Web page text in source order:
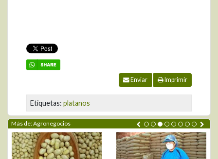
Enviar Imprimir
Etiquetas: platanos
Más de: Agronegocios